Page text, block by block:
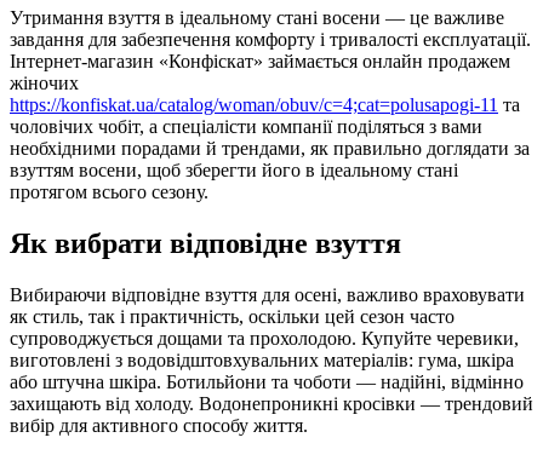
Утримання взуття в ідеальному стані восени — це важливе
завдання для забезпечення комфорту і тривалості експлуатації.
Інтернет-магазин «Конфіскат» займається онлайн продажем
жіночих
https://konfiskat.ua/catalog/woman/obuv/c=4;cat=polusapogi-11 та
чоловічих чобіт, а спеціалісти компанії поділяться з вами
необхідними порадами й трендами, як правильно доглядати за
взуттям восени, щоб зберегти його в ідеальному стані
протягом всього сезону.
Як вибрати відповідне взуття
Вибираючи відповідне взуття для осені, важливо враховувати
як стиль, так і практичність, оскільки цей сезон часто
супроводжується дощами та прохолодою. Купуйте черевики,
виготовлені з водовідштовхувальних матеріалів: гума, шкіра
або штучна шкіра. Ботильйони та чоботи — надійні, відмінно
захищають від холоду. Водонепроникні кросівки — трендовий
вибір для активного способу життя.